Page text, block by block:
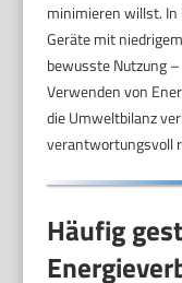
minimieren willst.
Geräte mit
bewusste Nutzung
Verwenden von
die Umweltbilanz
verantwortungsvoll
Häufig